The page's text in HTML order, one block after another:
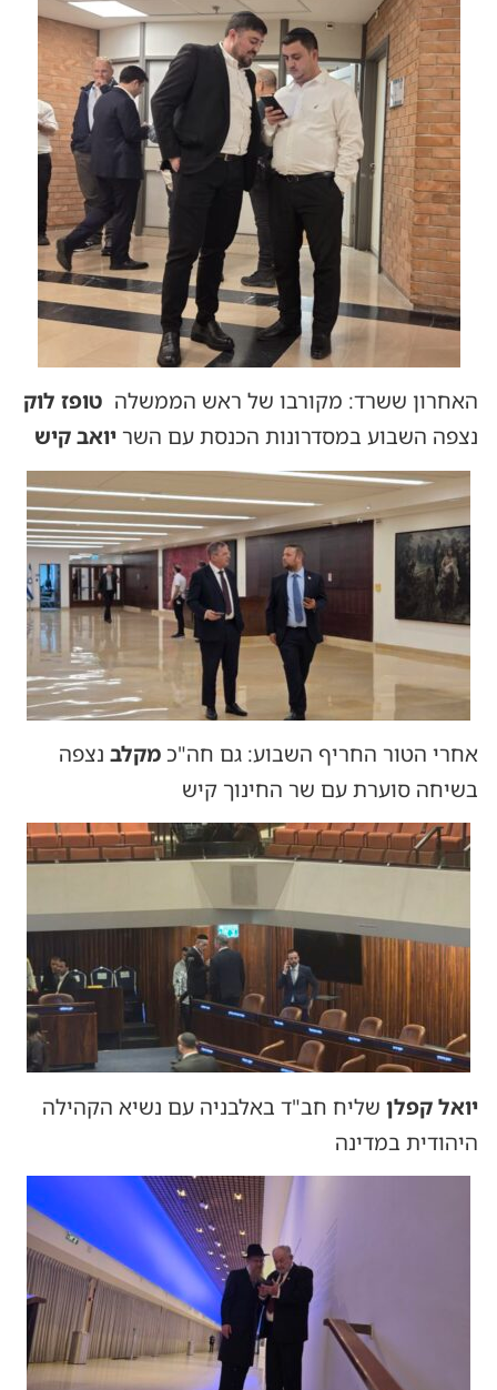
האחרון ששרד: מקורבו של ראש הממשלה טופז לוק
נצפה השבוע במסדרונות הכנסת עם השריואב קיש
אחרי הטור החריף השבוע: גם חה"כמקלב נצפה
בשיחה סוערת עם שר החינוך קיש
יואל קפלן שליח חב"ד באלבניה עם נשיא הקהילה
היהודית במדינה